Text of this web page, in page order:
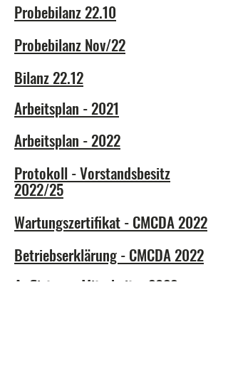
Probebilanz 22.10
Probebilanz Nov/22
Bilanz 22.12
Arbeitsplan - 2021
Arbeitsplan - 2022
Protokoll - Vorstandsbesitz
2022/25
Wartungszertifikat - CMCDA 2022
Betriebserklärung - CMCDA 2022
Auflistung - Mitarbeiter
2022